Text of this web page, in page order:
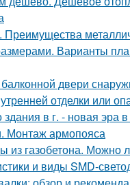
Варианты
двери
отделки или
в г. - новая эра
Монтаж армопояса
из газобетона. Можно
и виды SMD-